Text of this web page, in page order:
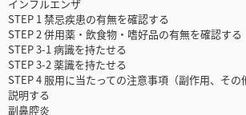
インフルエンザ
STEP 1 禁忌疾患の有無を確認する
STEP 2 併用薬・飲食物・嗜好品の有無を確認する
STEP 3-1 病識を持たせる
STEP 3-2 薬識を持たせる
STEP 4 服用に当たっての注意事項（副作用、その
説明する
副鼻腔炎